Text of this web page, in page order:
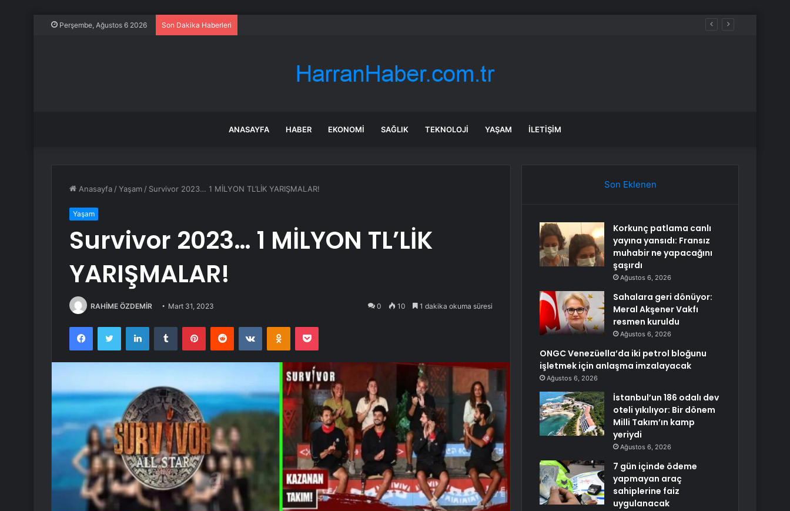
Perşembe, Ağustos 6 2026 Son Dakika Haberleri
ANASAYFA HABER EKONOMI SAĞLIK TEKNOLOJI YAŞAM İLETIŞIM
Anasayfa /Yaşam / Survivor 2023… 1 MİLYON TL’LİK YARIŞMALAR!
Yaşam
Survivor 2023… 1 MİLYON TL’LİK
YARIŞMALAR!
RAHİME ÖZDEMİR Mart 31, 2023 0 10 1 dakika okuma süresi
FacebookTwitter LinkedInTumblr PinterestReddit VKontakteOdnoklassniki
Pocket
Son Eklenen
Korkunç patlama canlı
yayına yansıdı: Fransız
muhabir ne yapacağını
şaşırdı
Ağustos 6, 2026
Sahalara geri dönüyor:
Meral Akşener Vakfı
resmen kuruldu
Ağustos 6, 2026
ONGC Venezüella’da iki petrol bloğunu
işletmek için anlaşma imzalayacak
Ağustos 6, 2026
İstanbul’un 186 odalı dev
oteli yıkılıyor: Bir dönem
Milli Takım’ın kamp
yeriydi
Ağustos 6, 2026
7 gün içinde ödeme
yapmayan araç
sahiplerine faiz
uygulanacak